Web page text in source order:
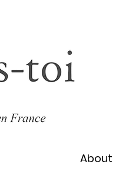
About